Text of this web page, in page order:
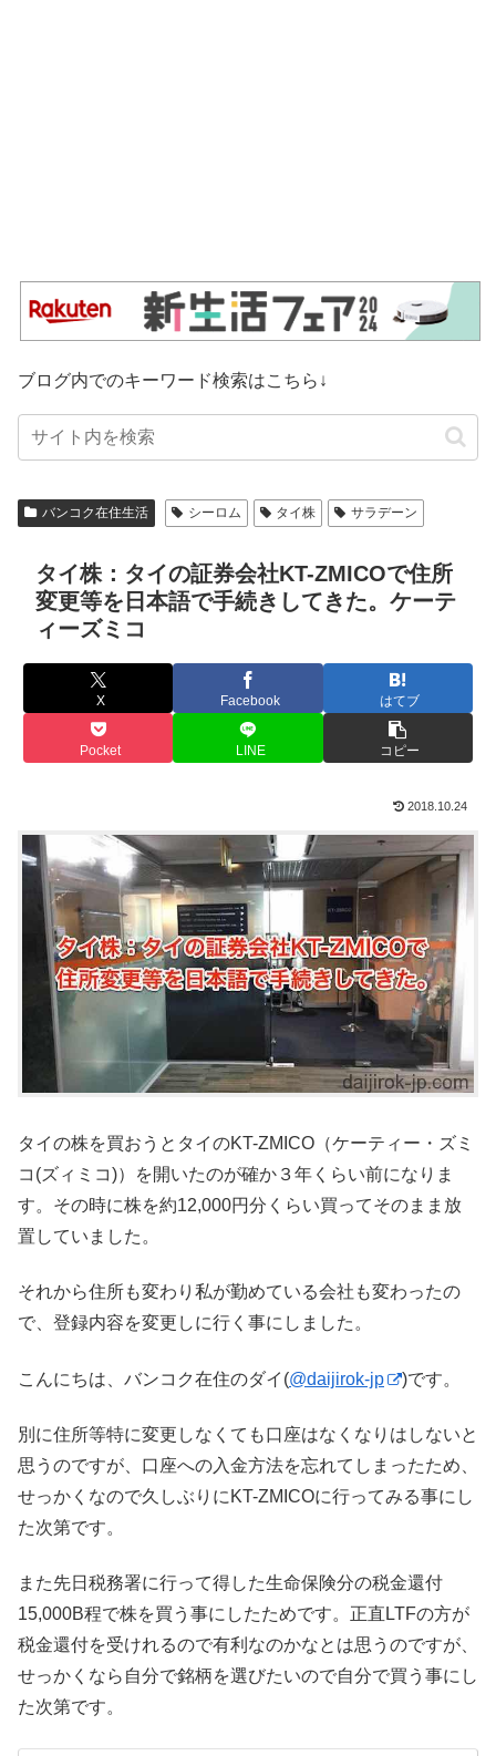
ブログ内でのキーワード検索はこちら↓
バンコク在住生活 シーロム タイ株 サラデーン
タイ株：タイの証券会社KT-ZMICOで住所
変更等を日本語で手続きしてきた。ケーテ
ィーズミコ
X Facebook はてブ
Pocket LINE コピー
2018.10.24
タイの株を買おうとタイのKT-ZMICO（ケーティー・ズミ
コ(ズィミコ)）を開いたのが確か３年くらい前になりま
す。その時に株を約12,000円分くらい買ってそのまま放
置していました。
それから住所も変わり私が勤めている会社も変わったの
で、登録内容を変更しに行く事にしました。
こんにちは、バンコク在住のダイ(@daijirok-jp )です。
別に住所等特に変更しなくても口座はなくなりはしないと
思うのですが、口座への入金方法を忘れてしまったため、
せっかくなので久しぶりにKT-ZMICOに行ってみる事にし
た次第です。
また先日税務署に行って得した生命保険分の税金還付
15,000B程で株を買う事にしたためです。正直LTFの方が
税金還付を受けれるので有利なのかなとは思うのですが、
せっかくなら自分で銘柄を選びたいので自分で買う事にし
た次第です。